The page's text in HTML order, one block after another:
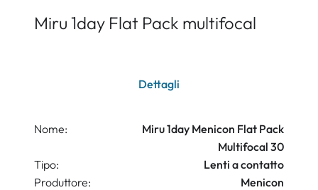
Miru 1day Flat Pack multifocal
Dettagli
Nome:
Miru 1day Menicon Flat Pack
Multifocal 30
Tipo:
Lenti a contatto
Produttore:
Menicon